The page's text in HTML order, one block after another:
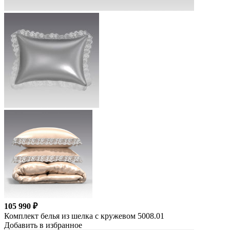
105 990 ₽
Комплект белья из шелка с кружевом 5008.01
Добавить в избранное